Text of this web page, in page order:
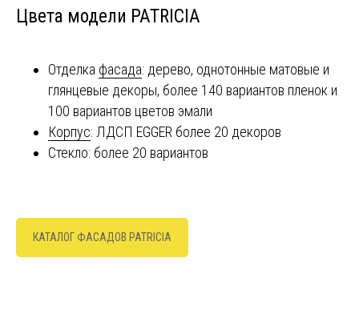
Цвета модели PATRICIA
Отделка фасада: дерево, однотонные матовые и
глянцевые декоры, более 140 вариантов пленок и
100 вариантов цветов эмали
Корпус: ЛДСП EGGER более 20 декоров
Стекло: более 20 вариантов
КАТАЛОГ ФАСАДОВ PATRICIA